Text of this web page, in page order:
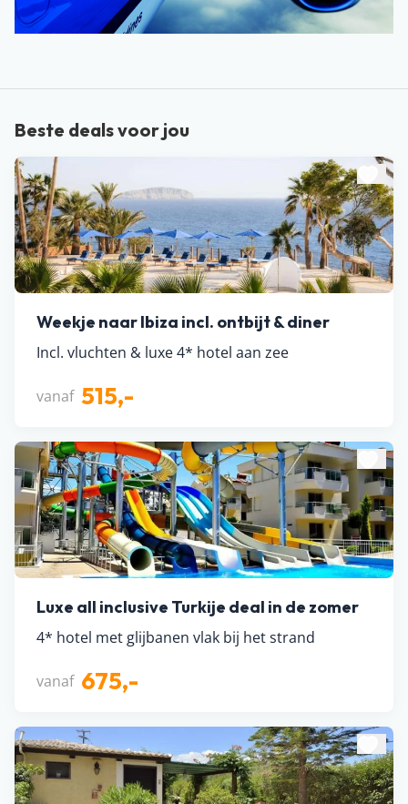
Beste deals voor jou
Weekje naar Ibiza incl. ontbijt & diner
Incl. vluchten & luxe 4* hotel aan zee
vanaf 515,-
Luxe all inclusive Turkije deal in de zomer
4* hotel met glijbanen vlak bij het strand
vanaf 675,-